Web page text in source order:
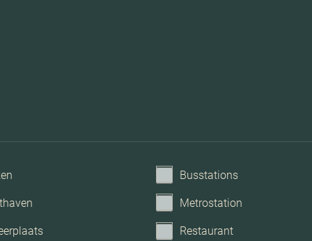
Mechanische
Busstations
Metrostation
Restaurant